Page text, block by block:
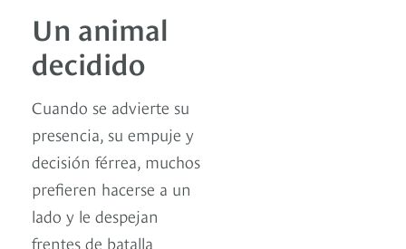
Un animal
decidido
Cuando se advierte su
presencia, su empuje y
decisión férrea, muchos
prefieren hacerse a un
lado y le despejan
frentes de batalla